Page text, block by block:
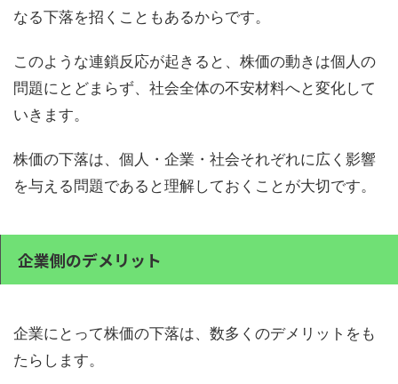
なる下落を招くこともあるからです。
このような連鎖反応が起きると、株価の動きは個人の
問題にとどまらず、社会全体の不安材料へと変化して
いきます。
株価の下落は、個人・企業・社会それぞれに広く影響
を与える問題であると理解しておくことが大切です。
企業側のデメリット
企業にとって株価の下落は、数多くのデメリットをも
たらします。